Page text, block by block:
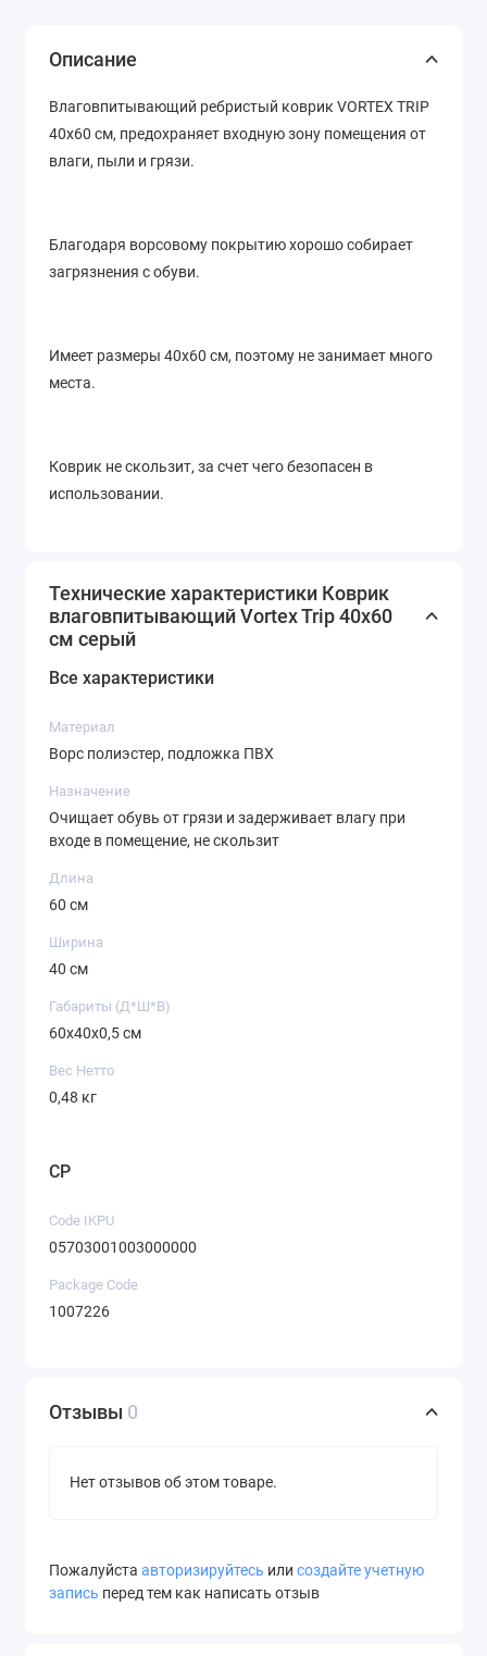
Описание
Влаговпитывающий ребристый коврик VORTEX TRIP
40x60 см, предохраняет входную зону помещения от
влаги, пыли и грязи.
Благодаря ворсовому покрытию хорошо собирает
загрязнения с обуви.
Имеет размеры 40x60 см, поэтому не занимает много
места.
Коврик не скользит, за счет чего безопасен в
использовании.
Технические характеристики Коврик
влаговпитывающий Vortex Trip 40х60
см серый
Все характеристики
Материал
Ворс полиэстер, подложка ПВХ
Назначение
Очищает обувь от грязи и задерживает влагу при
входе в помещение, не скользит
Длина
60 см
Ширина
40 см
Габариты (Д*Ш*В)
60х40х0,5 см
Вес Нетто
0,48 кг
CP
Code IKPU
05703001003000000
Package Code
1007226
Отзывы 0
Нет отзывов об этом товаре.
Пожалуйста авторизируйтесь или создайте учетную
запись перед тем как написать отзыв